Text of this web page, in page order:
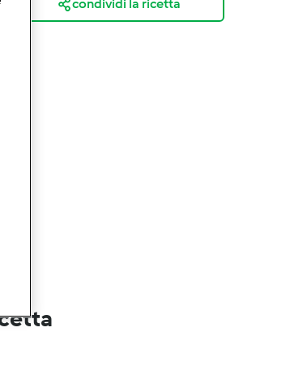
condividi la ricetta